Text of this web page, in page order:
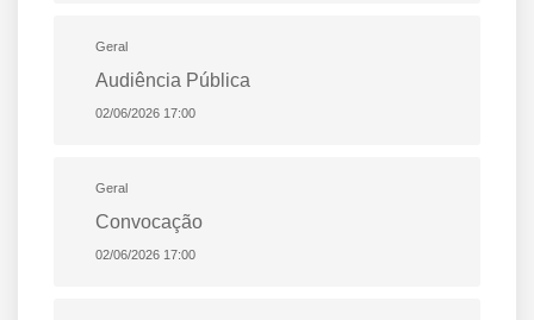
Geral
Audiência Pública
02/06/2026 17:00
Geral
Convocação
02/06/2026 17:00